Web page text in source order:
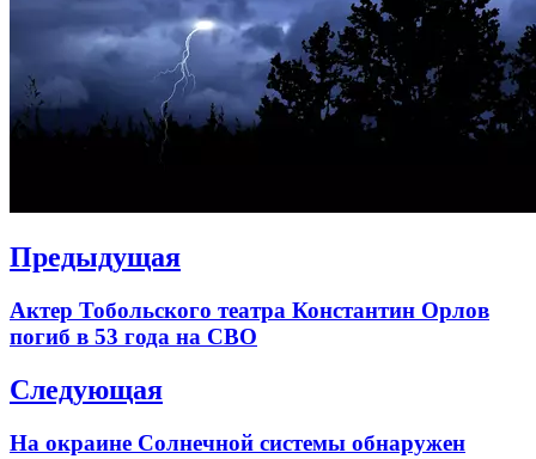
Навигация
записям
Предыдущая
Previous
Актер Тобольского театра Константин Орлов
погиб в 53 года на СВО
Следующая
Next
На окраине Солнечной системы обнаружен